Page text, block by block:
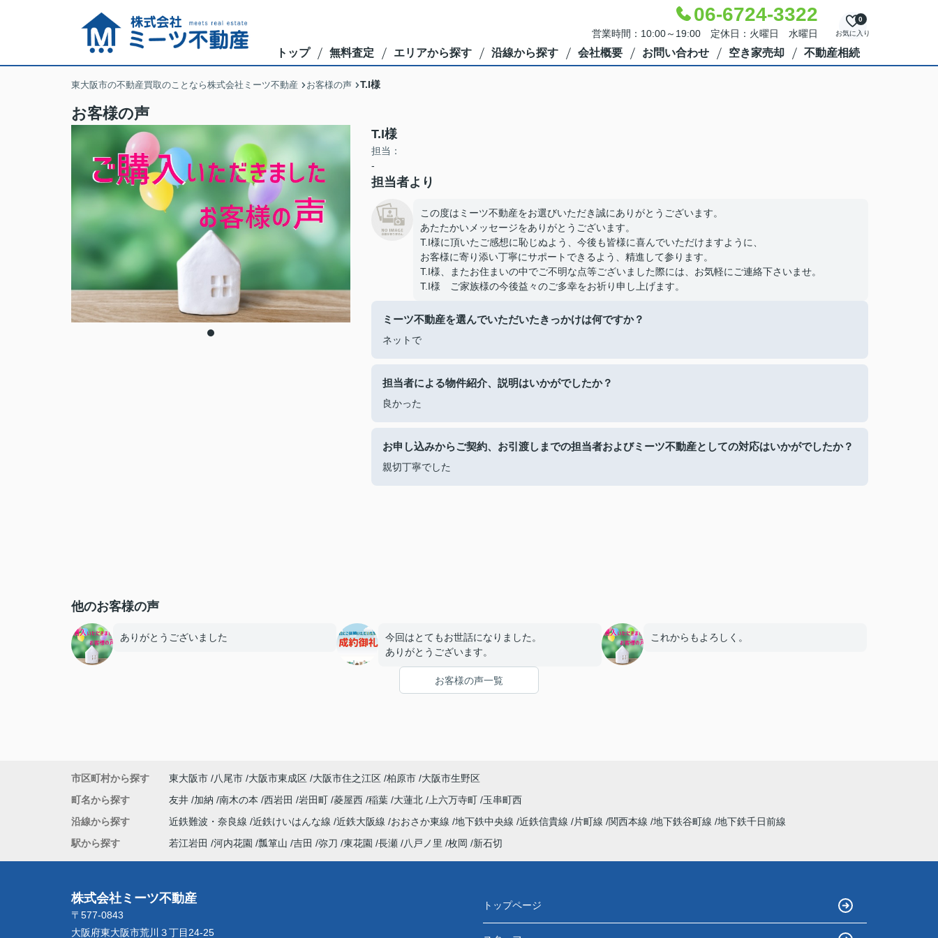
06-6724-3322
営業時間：10:00～19:00 定休日：火曜日 水曜日 お気に入り
0
トップ 無料査定 エリアから探す 沿線から探す 会社概要 お問い合わせ 空き家売却 不動産相続
東大阪市の不動産買取のことなら株式会社ミーツ不動産 お客様の声 T.I様
お客様の声
T.I様
担当：
-
担当者より
この度はミーツ不動産をお選びいただき誠にありがとうございます。
あたたかいメッセージをありがとうございます。
T.I様に頂いたご感想に恥じぬよう、今後も皆様に喜んでいただけますように、
お客様に寄り添い丁寧にサポートできるよう、精進して参ります。
T.I様、またお住まいの中でご不明な点等ございました際には、お気軽にご連絡下さいませ。
T.I様 ご家族様の今後益々のご多幸をお祈り申し上げます。
ミーツ不動産を選んでいただいたきっかけは何ですか？
ネットで
担当者による物件紹介、説明はいかがでしたか？
良かった
お申し込みからご契約、お引渡しまでの担当者およびミーツ不動産としての対応はいかがでしたか？
親切丁寧でした
他のお客様の声
ありがとうございました
今回はとてもお世話になりました。
ありがとうございます。
これからもよろしく。
お客様の声一覧
市区町村から探す 東大阪市 八尾市 大阪市東成区 大阪市住之江区 柏原市 大阪市生野区
町名から探す
友井 加納 南木の本 西岩田 岩田町 菱屋西 稲葉 大蓮北 上六万寺町 玉串町西
沿線から探す
近鉄難波・奈良線 近鉄けいはんな線 近鉄大阪線 おおさか東線 地下鉄中央線 近鉄信貴線 片町線 関西本線 地下鉄谷町線 地下鉄千日前線
駅から探す
若江岩田 河内花園 瓢箪山 吉田 弥刀 東花園 長瀬 八戸ノ里 枚岡 新石切
株式会社ミーツ不動産
〒577-0843
大阪府東大阪市荒川３丁目24-25
トップページ